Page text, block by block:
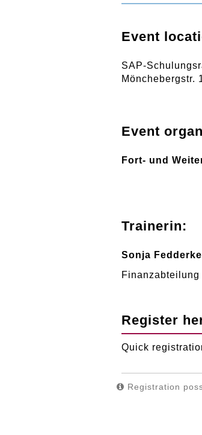
Event
SAP-
Mönchebergstr.
Event
Fort- und
Trainerin:
Sonja Fedderke
Finanzabteilung
Register
Quick
Registration